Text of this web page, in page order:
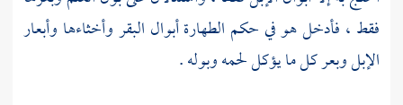
فقط ، فأدخل هو في حكم الطهارة أبوال البقر وأخثاءها وأبعار
الإبل وبعر كل ما يؤكل لحمه وبوله .